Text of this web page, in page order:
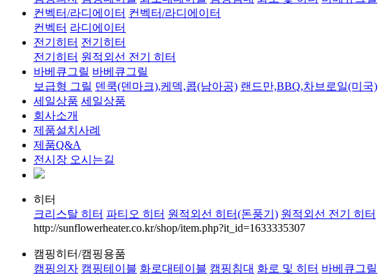
컨벡터/라디에이터 컨벡터/라디에이터
컨벡터 라디에이터
전기히터 전기히터
전기히터 원적외선 전기 히터
바베큐그릴 바베큐그릴
보급형 그릴 덴쿡(덴마크),케덱,콥(남아공) 랜드만,BBQ,차브로일(미국)
세일상품 세일상품
회사소개
제품설치사례
제품Q&A
전시장 오시는길
히터
크리스탈 히터 파티오 히터 원적외선 히터(돈풍기) 원적외선 전기 히터
http://sunflowerheater.co.kr/shop/item.php?it_id=1633335307
캠핑히터/캠핑용품
캠핑의자 캠핑테이블 화로대테이블 캠핑침대 화로 및 히터 바베큐그릴